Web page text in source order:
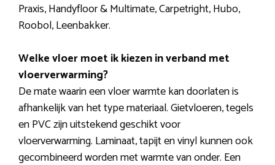
Praxis, Handyfloor & Multimate, Carpetright, Hubo,
Roobol, Leenbakker.
Welke vloer moet ik kiezen in verband met
vloerverwarming?
De mate waarin een vloer warmte kan doorlaten is
afhankelijk van het type materiaal. Gietvloeren, tegels
en PVC zijn uitstekend geschikt voor
vloerverwarming. Laminaat, tapijt en vinyl kunnen ook
gecombineerd worden met warmte van onder. Een